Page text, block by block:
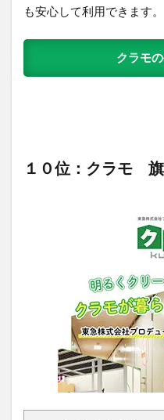
も安心して利用できます。
クラモ
１０位：クラモ